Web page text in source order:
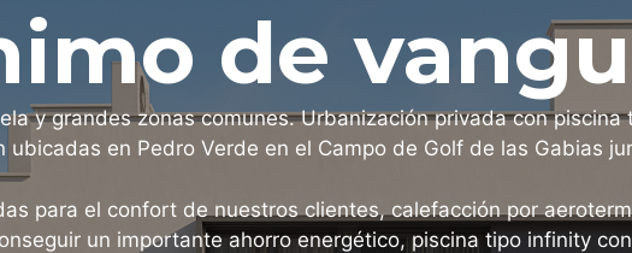
de
y grandes zonas comunes. Urbanización privada con
en Pedro Verde en el Campo de Golf de las Gabias
para el confort de nuestros clientes, calefacción por
un importante ahorro energético, piscina tipo infinity